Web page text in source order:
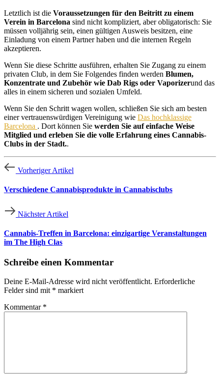
Letztlich ist die Voraussetzungen für den Beitritt zu einem
Verein in Barcelona sind nicht kompliziert, aber obligatorisch: Sie
müssen volljährig sein, einen gültigen Ausweis besitzen, eine
Einladung von einem Partner haben und die internen Regeln
akzeptieren.
Wenn Sie diese Schritte ausführen, erhalten Sie Zugang zu einem
privaten Club, in dem Sie Folgendes finden werden Blumen,
Konzentrate und Zubehör wie Dab Rigs oder Vaporizerund das
alles in einem sicheren und sozialen Umfeld.
Wenn Sie den Schritt wagen wollen, schließen Sie sich am besten
einer vertrauenswürdigen Vereinigung wie Das hochklassige
Barcelona . Dort können Sie werden Sie auf einfache Weise
Mitglied und erleben Sie die volle Erfahrung eines Cannabis-
Clubs in der Stadt..
Vorheriger Artikel
Verschiedene Cannabisprodukte in Cannabisclubs
Nächster Artikel
Cannabis-Treffen in Barcelona: einzigartige Veranstaltungen
im The High Clas
Schreibe einen Kommentar
Deine E-Mail-Adresse wird nicht veröffentlicht. Erforderliche
Felder sind mit * markiert
Kommentar *